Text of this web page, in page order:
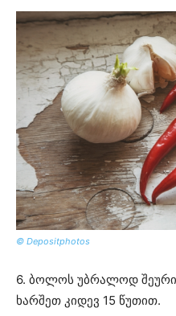
© Depositphotos
6. ბოლოს უბრალოდ
ხარშეთ კიდევ 15 წუთით.